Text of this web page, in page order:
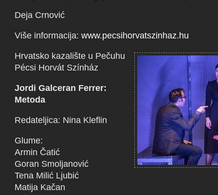
Deja Crnović
Više informacija: www.pecsihorvatszinhaz.hu
Hrvatsko kazalište u Pečuhu
Pécsi Horvát Színház
Jordi Galceran Ferrer:
Metoda
Redateljica: Nina Kleflin
Glume:
Armin Čatić
Goran Smoljanović
Tena Milić Ljubić
Matija Kačan